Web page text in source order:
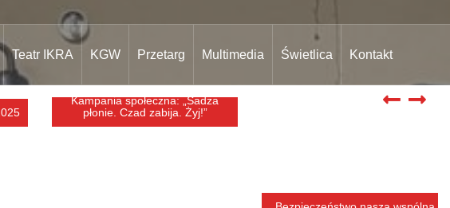
Teatr IKRA KGW Przetarg Multimedia Świetlica Kontakt
Kampania społeczna: „Sadza
płonie. Czad zabija. Żyj!”
Bezpieczeństwo nasza wspólna